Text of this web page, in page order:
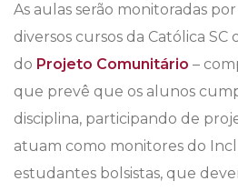
As aulas serão monitoradas
diversos cursos da Católica
do Projeto Comunitário –
que prevê que os alunos
disciplina, participando de
atuam como monitores do
estudantes bolsistas, que